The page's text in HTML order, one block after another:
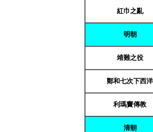
紅巾之亂
明朝
靖難之役
鄭和七次下西洋
利瑪竇傳教
清朝